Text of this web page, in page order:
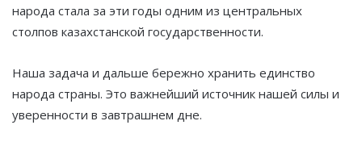
народа стала за эти годы одним из центральных
столпов казахстанской государственности.
Наша задача и дальше бережно хранить единство
народа страны. Это важнейший источник нашей силы и
уверенности в завтрашнем дне.